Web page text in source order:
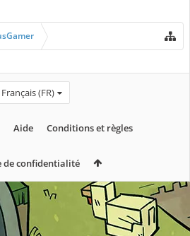
Français (FR)
Aide Conditions et règles
de confidentialité